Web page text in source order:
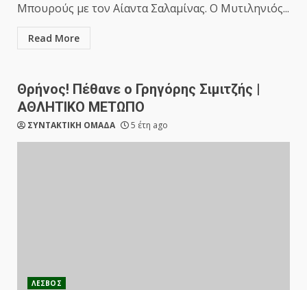
Μπουρούς με τον Αίαντα Σαλαμίνας. Ο Μυτιληνιός...
Read More
Θρήνος! Πέθανε ο Γρηγόρης Σιμιτζής |
ΑΘΛΗΤΙΚΟ ΜΕΤΩΠΟ
ΣΥΝΤΑΚΤΙΚΗ ΟΜΑΔΑ 5 έτη ago
ΛΕΣΒΟΣ